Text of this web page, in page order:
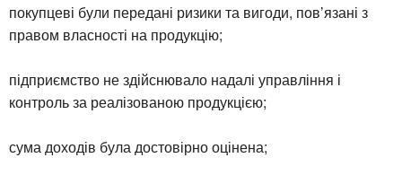
покупцеві були передані ризики та вигоди, пов’язані з
правом власності на продукцію;
підприємство не здійснювало надалі управління і
контроль за реалізованою продукцією;
сума доходів була достовірно оцінена;